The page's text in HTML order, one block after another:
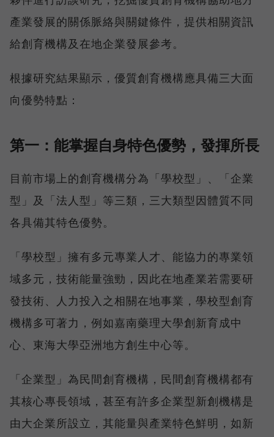
產業發展的關係脈絡與關鍵條件，提供相關資訊
給創育機構及在地企業發展參考。
根據研究結果顯示，優質創育機構應具備三大面
向優勢特點：
第一：能掌握自身特色優勢，發揮所長
目前市場上的創育機構分為「學校型」、「企業
型」及「法人型」等三類，三大類型因體質不同
各具備其特色優勢。
「學校型」擁有多元專業人才、能協力的專業領
域多元，技術能量強勁，因此在地產業若需要研
發技術、人力投入之相關在地事業，學校型創育
機構多可著力，例如嘉南藥理大學創新育成中
心、東海大學亞洲地方創生中心等。
「企業型」為民間創育機構，民間創育機構都有
其核心專長領域，甚至有許多企業型新創機構是
由大企業所設立，其能量與產業特色鮮明，如新